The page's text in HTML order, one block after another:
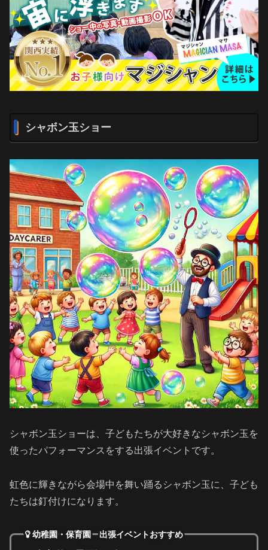
シャボン玉ショー
シャボン玉ショーは、子どもたちが大好きなシャボン玉を
使ったパフォーマンスをする出張イベントです。
虹色に輝きながら会場中を舞い踊るシャボン玉に、子ども
たちは釘付けになります。
幼稚園・保育園 出張イベントおすすめ